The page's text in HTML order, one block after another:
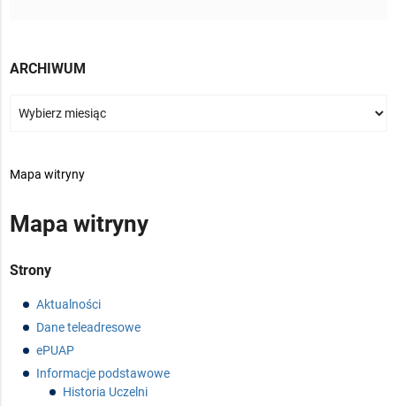
ARCHIWUM
Mapa witryny
Mapa witryny
Strony
Aktualności
Dane teleadresowe
ePUAP
Informacje podstawowe
Historia Uczelni